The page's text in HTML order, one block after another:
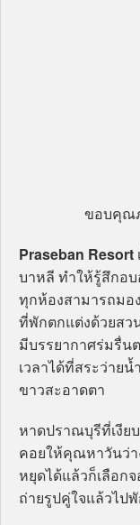
ขอบคุณภ
Praseban Resort
บาหลี ทำให้รู้สึกอบ
ทุกห้องสามารถมอ
ที่พักตกแต่งด้วยสว
มีบรรยากาศร่มรื่น
เวลาได้ที่สระว่าย
ขาวสะอาดตา
หาดปราณบุรีที่เงีย
คอยให้คุณหาวันว่
หยุดได้แล้วก็เลือก
ถ่ายรูปคู่ใจแล้วไป